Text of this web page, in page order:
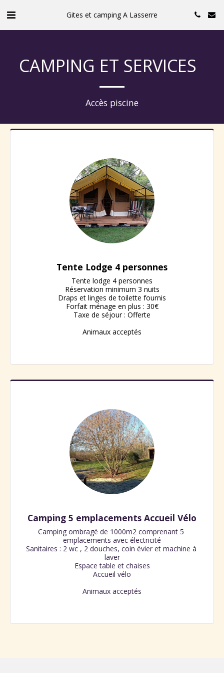
Gites et camping A Lasserre
CAMPING ET SERVICES
Accès piscine
Tente Lodge 4 personnes
Tente lodge 4 personnes
Réservation minimum 3 nuits
Draps et linges de toilette fournis
Forfait ménage en plus : 30€
Taxe de séjour : Offerte
Animaux acceptés
Camping 5 emplacements Accueil Vélo
Camping ombragé de 1000m2 comprenant 5
emplacements avec électricité
Sanitaires : 2 wc , 2 douches, coin évier et machine à
laver
Espace table et chaises
Accueil vélo
Animaux acceptés